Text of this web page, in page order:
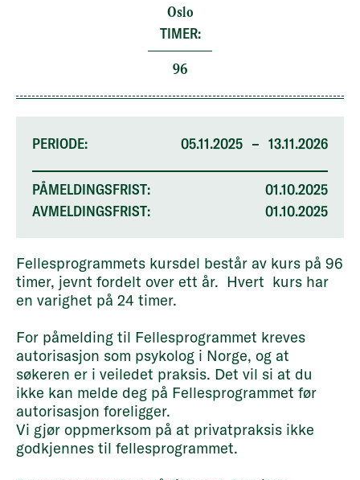
Oslo
TIMER:
96
PERIODE: 05.11.2025 – 13.11.2026
PÅMELDINGSFRIST:
01.10.2025
AVMELDINGSFRIST:
01.10.2025
Fellesprogrammets kursdel består av kurs på 96
timer, jevnt fordelt over ett år. Hvert kurs har
en varighet på 24 timer.
For påmelding til Fellesprogrammet kreves
autorisasjon som psykolog i Norge, og at
søkeren er i veiledet praksis. Det vil si at du
ikke kan melde deg på Fellesprogrammet før
autorisasjon foreligger.
Vi gjør oppmerksom på at privatpraksis ikke
godkjennes til fellesprogrammet.